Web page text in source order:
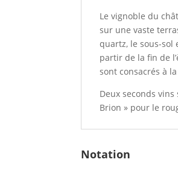
Le vignoble du
sur une vaste
quartz, le sous-sol
partir de la fin de
sont consacrés à
Deux seconds
Brion » pour le
Notation